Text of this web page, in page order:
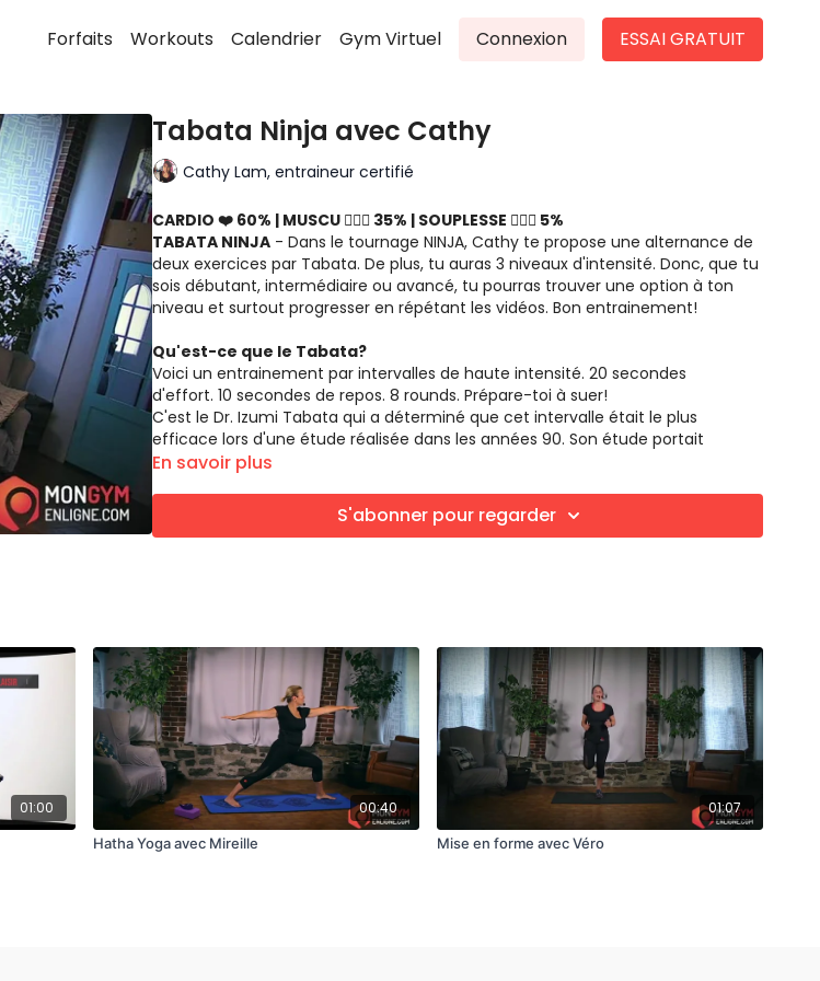
Forfaits Workouts Calendrier Gym Virtuel Connexion ESSAI GRATUIT
Tabata Ninja avec Cathy
Cathy Lam, entraineur certifié
CARDIO ❤️ 60% | MUSCU 🏋🏻‍♀️ 35% | SOUPLESSE 🤸🏻‍♀️ 5%
TABATA NINJA - Dans le tournage NINJA, Cathy te propose une alternance de
deux exercices par Tabata. De plus, tu auras 3 niveaux d'intensité. Donc, que tu
sois débutant, intermédiaire ou avancé, tu pourras trouver une option à ton
niveau et surtout progresser en répétant les vidéos. Bon entrainement!
Qu'est-ce que le Tabata?
Voici un entrainement par intervalles de haute intensité. 20 secondes
d'effort. 10 secondes de repos. 8 rounds. Prépare-toi à suer!
C'est le Dr. Izumi Tabata qui a déterminé que cet intervalle était le plus
efficace lors d'une étude réalisée dans les années 90. Son étude portait
notamment sur la différence sur les résultats avec un exercice cardio modéré
Depuis, la méthode Tabata a été réutilisée, mais en cardio sur place et
En savoir plus
S'abonner pour regarder
01:00 00:40
Hatha Yoga avec Mireille
01:07
Mise en forme avec Véro